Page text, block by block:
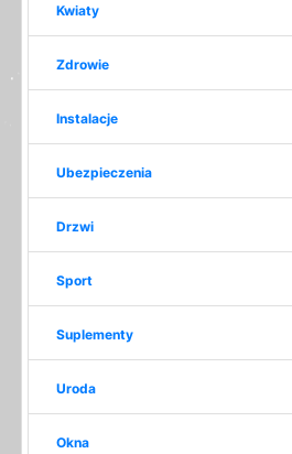
Kwiaty
Zdrowie
Instalacje
Ubezpieczenia
Drzwi
Sport
Suplementy
Uroda
Okna